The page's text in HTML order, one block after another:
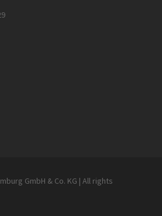
GmbH & Co. KG | All rights